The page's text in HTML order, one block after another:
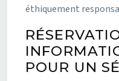
éthiquement
POUR UN